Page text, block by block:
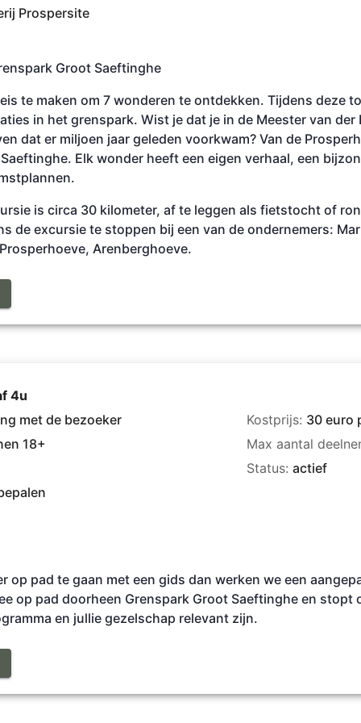
Prospersite
Groot Saeftinghe
te maken om 7 wonderen te ontdekken. Tijdens deze
in het grenspark. Wist je dat je in de Meester van
dat er miljoen jaar geleden voorkwam? Van de
Elk wonder heeft een eigen verhaal, een
is circa 30 kilometer, af te leggen als fietstocht of
de excursie te stoppen bij een van de ondernemers:
Arenberghoeve.
4u
met de bezoeker
Kostprijs: 30 euro
18+
Max aantal
Status: actief
op pad te gaan met een gids dan werken we een
op pad doorheen Grenspark Groot Saeftinghe en stopt
en jullie gezelschap relevant zijn.